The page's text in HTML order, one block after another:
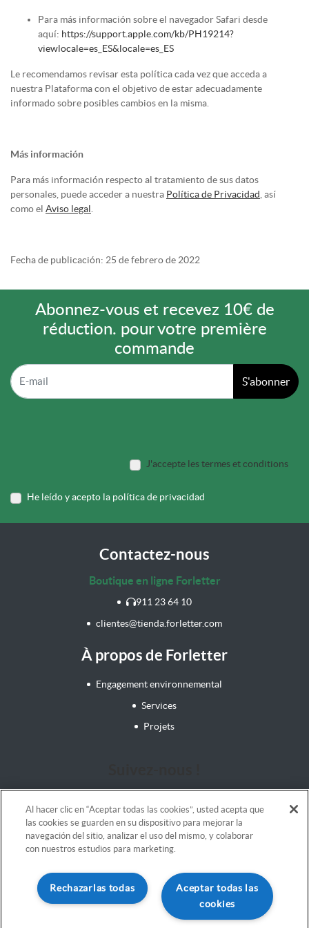
Para más información sobre el navegador Safari desde
aquí: https://support.apple.com/kb/PH19214?
viewlocale=es_ES&locale=es_ES
Le recomendamos revisar esta política cada vez que acceda a
nuestra Plataforma con el objetivo de estar adecuadamente
informado sobre posibles cambios en la misma.
Más información
Para más información respecto al tratamiento de sus datos
personales, puede acceder a nuestra Política de Privacidad , así
como el Aviso legal
Fecha de publicación: 25 de febrero de 2022
Abonnez-vous et recevez 10€ de
réduction. pour votre première
commande
S'abonner
J'accepte les termes et conditions
He leído y acepto la política de privacidad
Contactez-nous
Boutique en ligne Forletter
911 23 64 10
clientes@tienda.forletter.com
À propos de Forletter
Engagement environnemental
Services
Projets
Mentions légales
Termes et conditions
Al hacer clic en “Aceptar todas las cookies”, usted acepta que
las cookies se guarden en su dispositivo para mejorar la
navegación del sitio, analizar el uso del mismo, y colaborar
con nuestros estudios para marketing.
Aceptar todas las
cookies
Rechazarlas todas